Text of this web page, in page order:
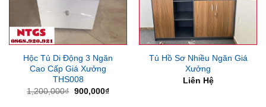
Hộc Tủ Di Động 3 Ngăn
Cao Cấp Giá Xưởng
THS008
1,200,000₫ Giá
900,000₫Giá
Tủ Hồ Sơ Nhiều Ngăn Giá
Xưởng
Liên Hệ